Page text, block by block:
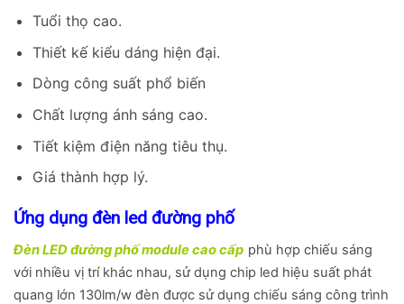
Skip
content
Tuổi thọ cao.
Thiết kế kiểu dáng hiện đại.
Dòng công suất phổ biến
Chất lượng ánh sáng cao.
Tiết kiệm điện năng tiêu thụ.
Giá thành hợp lý.
Ứng dụng đèn led đường phố
Đèn LED đường phố module cao cấp phù hợp chiếu sáng
với nhiều vị trí khác nhau, sử dụng chip led hiệu suất phát
quang lớn 130lm/w đèn được sử dụng chiếu sáng công trình